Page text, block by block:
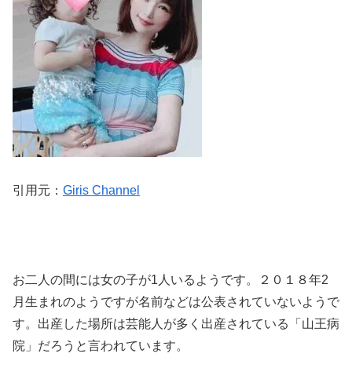
引用元： Giris Channel
お二人の間には女の子が1人いるようです。２０１８年2
月生まれのようですが名前などは公表されていないようで
す。出産した場所は芸能人が多く出産されている「山王病
院」だろうと言われています。